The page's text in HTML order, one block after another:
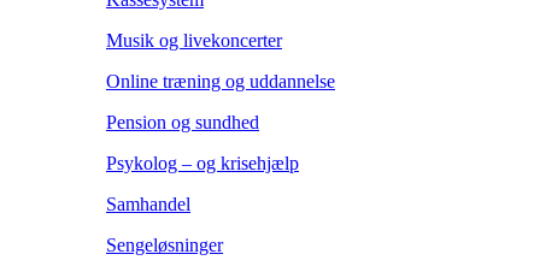
Musik og livekoncerter
Online træning og uddannelse
Pension og sundhed
Psykolog – og krisehjælp
Samhandel
Sengeløsninger